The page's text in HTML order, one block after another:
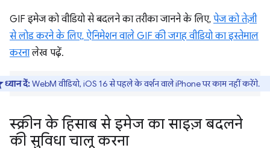
GIF इमेज को वीडियो से बदलने का तरीका जानने के लिए, पेज को तेज़ी
से लोड करने के लिए, ऐनिमेशन वाले GIF की जगह वीडियो का इस्तेमाल
करनालेख पढ़ें.
ध्यान दें:WebM वीडियो, iOS 16 से पहले के वर्शन वाले iPhone पर काम नहीं करेंगे.
स्क्रीन के हिसाब से इमेज का साइज़ बदलने
की सुविधा चालू करना